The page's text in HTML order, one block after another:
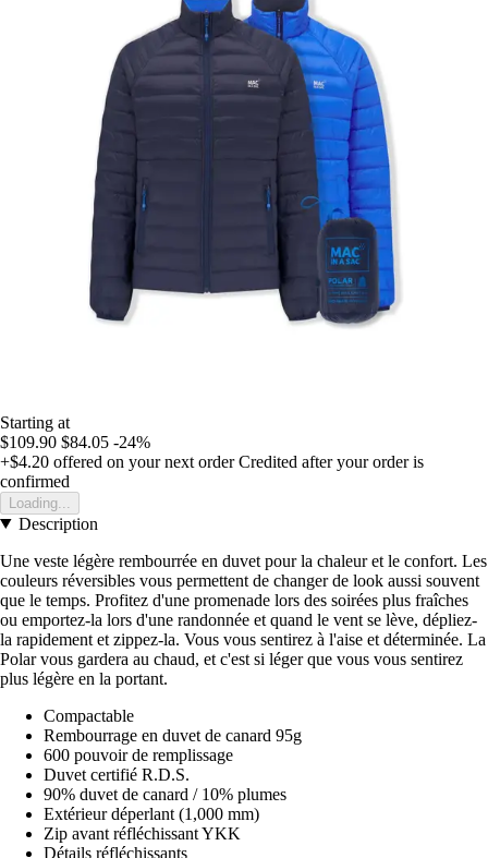
Starting at
$109.90 $84.05 -24%
+$4.20 offered on your next order Credited after your order is
confirmed
Loading...
Description
Une veste légère rembourrée en duvet pour la chaleur et le confort. Les
couleurs réversibles vous permettent de changer de look aussi souvent
que le temps. Profitez d'une promenade lors des soirées plus fraîches
ou emportez-la lors d'une randonnée et quand le vent se lève, dépliez-
la rapidement et zippez-la. Vous vous sentirez à l'aise et déterminée. La
Polar vous gardera au chaud, et c'est si léger que vous vous sentirez
plus légère en la portant.
Compactable
Rembourrage en duvet de canard 95g
600 pouvoir de remplissage
Duvet certifié R.D.S.
90% duvet de canard / 10% plumes
Extérieur déperlant (1,000 mm)
Zip avant réfléchissant YKK
Détails réfléchissants